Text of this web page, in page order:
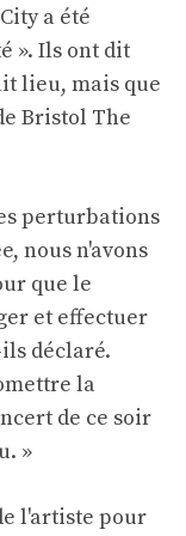
a été
». Ils ont dit
lieu, mais que
Bristol The
perturbations
nous n'avons
que le
et effectuer
déclaré.
la
de ce soir
»
l'artiste pour